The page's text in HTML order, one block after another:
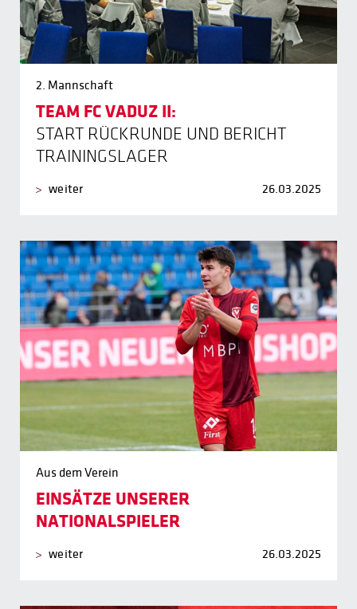
2. Mannschaft
TEAM FC VADUZ II:
START RÜCKRUNDE UND BERICHT
TRAININGSLAGER
weiter 26.03.2025
Aus dem Verein
EINSÄTZE UNSERER
NATIONALSPIELER
weiter 26.03.2025